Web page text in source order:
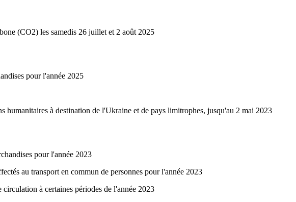
(CO2) les samedis 26 juillet et 2 août 2025
pour l'année 2025
humanitaires à destination de l'Ukraine et de pays limitrophes, jusqu'au 2 mai 2023
pour l'année 2023
au transport en commun de personnes pour l'année 2023
à certaines périodes de l'année 2023